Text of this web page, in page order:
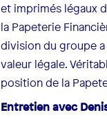
et imprimés légaux
la Papeterie
division du groupe
valeur légale.
position de la
Entretien avec